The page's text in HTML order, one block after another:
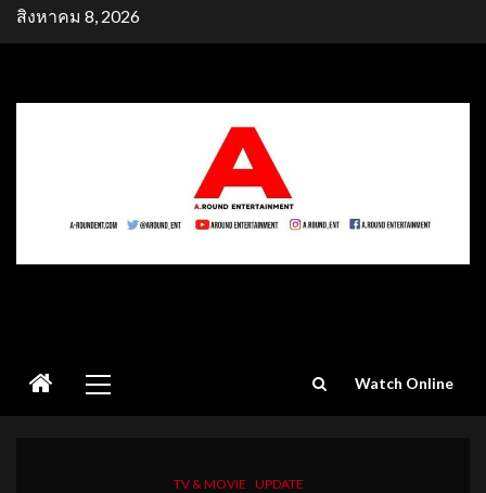
Skipสิงหาคม 8, 2026
Menu
Watch Online
TV & MOVIE UPDATE